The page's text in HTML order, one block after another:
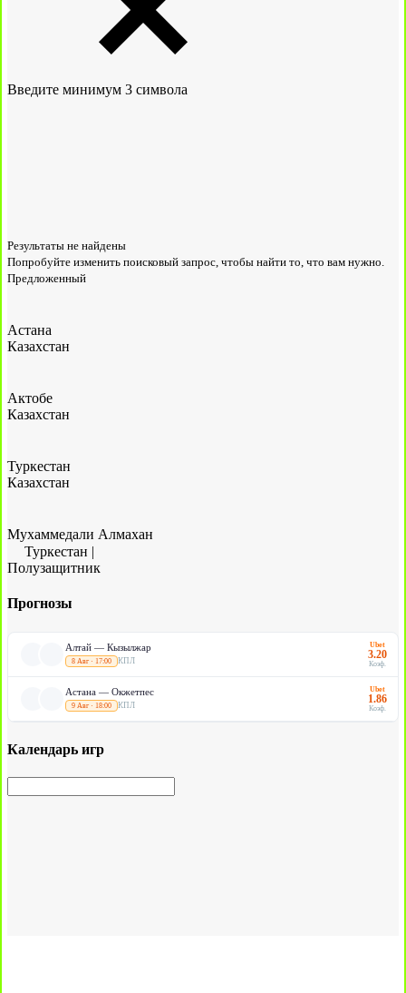
Введите минимум 3 символа
Результаты не найдены
Попробуйте изменить поисковый запрос, чтобы найти то, что вам нужно.
Предложенный
Астана
Казахстан
Актобе
Казахстан
Туркестан
Казахстан
Мухаммедали Алмахан
Туркестан |
Полузащитник
Прогнозы
Алтай — Кызылжар
8 Авг · 17:00 КПЛ
Ubet
3.20
Коэф.
Астана — Окжетпес
9 Авг · 18:00 КПЛ
Ubet
1.86
Коэф.
Календарь игр